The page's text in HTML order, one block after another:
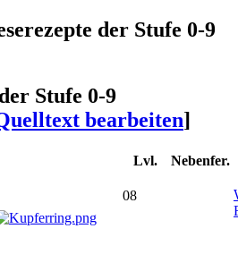
der Stufe 0-9
Stufe 0-9
bearbeiten]
Lvl. Nebenfer.
08